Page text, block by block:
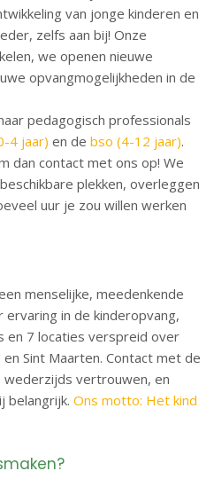
van jonge kinderen en
zelfs aan bij! Onze
we openen nieuwe
opvangmogelijkheden in de
pedagogisch professionals
4 jaar) en de bso (4-12 jaar).
dan contact met ons op! We
plekken, overleggen
uur je zou willen werken
menselijke, meedenkende
in de kinderopvang,
en 7 locaties verspreid over
Sint Maarten. Contact met de
wederzijds vertrouwen, en
belangrijk. Ons motto: Het kind